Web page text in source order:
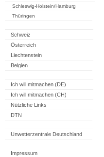
Schleswig-Holstein/Hamburg
Thüringen
Schweiz
Österreich
Liechtenstein
Belgien
Ich will mitmachen (DE)
Ich will mitmachen (CH)
Nützliche Links
DTN
Unwetterzentrale Deutschland
Impressum